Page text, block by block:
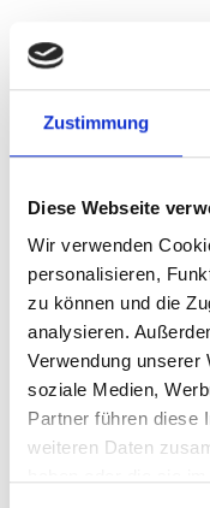
Zustimmung
Diese Webseite
Wir verwenden
personalisieren,
zu können und die
analysieren.
Verwendung unserer
soziale Medien,
Partner führen diese
weiteren Daten
Anmeldung
Anmeldung:
bis
624193 im
Ihrem Vermieter
Veranstaltungsort
Weingut Rebhof
Veranstalter
Tourismusverein
Staatsstraße 4A
Kastelbell-Tschars
info@kastelbell-
www.kastelbell-
Tel.+39 0473 624193